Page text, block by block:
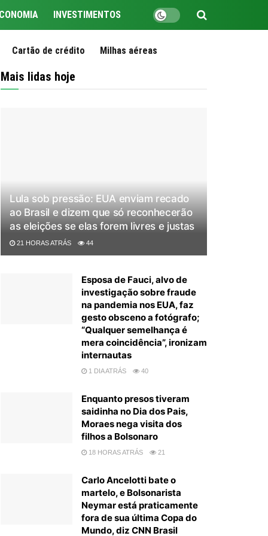
INVESTIMENTOS
Cartão de crédito Milhas aéreas
Mais lidas hoje
Lula sob pressão: EUA enviam recado
ao Brasil e dizem que só reconhecerão
as eleições se elas forem livres e justas
21 HORAS ATRÁS 44
Esposa de Fauci, alvo de
investigação sobre fraude
na pandemia nos EUA, faz
gesto obsceno a fotógrafo;
“Qualquer semelhança é
mera coincidência”, ironizam
internautas
1 DIA ATRÁS 40
Enquanto presos tiveram
saidinha no Dia dos Pais,
Moraes nega visita dos
filhos a Bolsonaro
18 HORAS ATRÁS 21
Carlo Ancelotti bate o
martelo, e Bolsonarista
Neymar está praticamente
fora de sua última Copa do
Mundo, diz CNN Brasil